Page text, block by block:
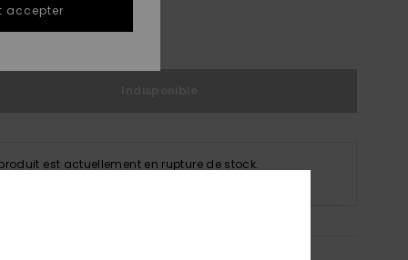
le Guide des tailles
est actuellement en rupture de stock.
accepter